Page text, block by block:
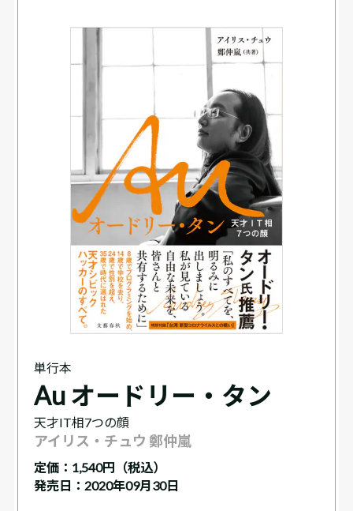
単行本
Au オードリー・タン
天才IT相7つの顔
アイリス・チュウ 鄭仲嵐
定価： 1,540円（税込）
発売日：2020年09月30日